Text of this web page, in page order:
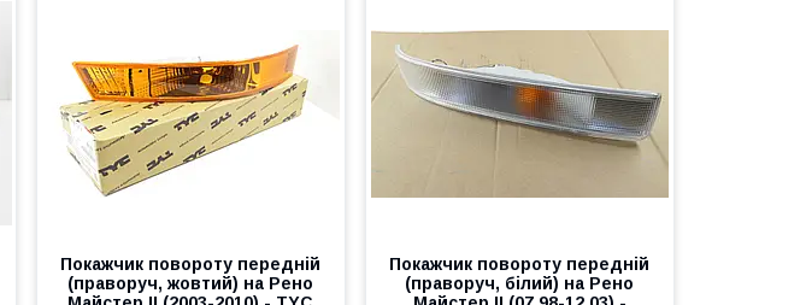
Покажчик повороту передній
(праворуч, жовтий) на Рено
Покажчик повороту передній
(праворуч, білий) на Рено